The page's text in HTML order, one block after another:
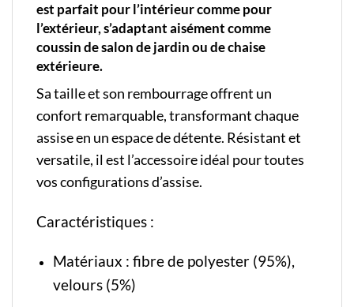
est parfait pour l’intérieur comme pour
l’extérieur, s’adaptant aisément comme
coussin de salon de jardin ou de chaise
extérieure.
Sa taille et son rembourrage offrent un
confort remarquable, transformant chaque
assise en un espace de détente. Résistant et
versatile, il est l’accessoire idéal pour toutes
vos configurations d’assise.
Caractéristiques :
Matériaux : fibre de polyester (95%),
velours (5%)